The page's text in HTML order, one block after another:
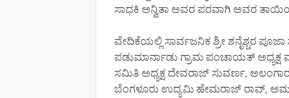
ಸಾಧಕಿ ಅನ್ವಿತಾ ಅವರ ಪರವಾಗಿ ಅವರ
ವೇದಿಕೆಯಲ್ಲಿ ಸಾರ್ವಜನಿಕ ಶ್ರೀ ಶನೈಶ್ಚರ
ಪಡುಮಾರ್ನಾಡು ಗ್ರಾಮ ಪಂಚಾಯತ್
ಸಮಿತಿ ಅಧ್ಯಕ್ಷ ದೇವರಾಜ್ ಸುವರ್ಣ,
ಬೆಂಗಳೂರು ಉದ್ಯಮಿ ಹೇಮರಾಜ್ ರಾವ್,